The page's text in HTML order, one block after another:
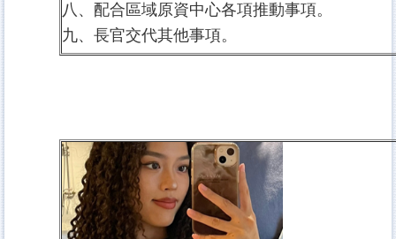
八、配合區域原資中心各項推動事項。
九、長官交代其他事項。